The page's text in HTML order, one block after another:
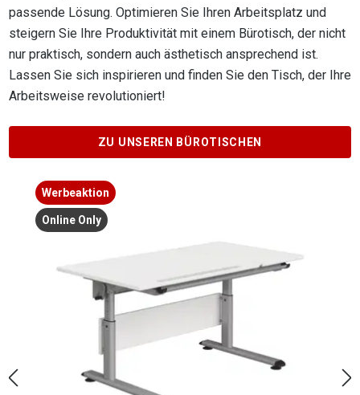
passende Lösung. Optimieren Sie Ihren Arbeitsplatz und
steigern Sie Ihre Produktivität mit einem Bürotisch, der nicht
nur praktisch, sondern auch ästhetisch ansprechend ist.
Lassen Sie sich inspirieren und finden Sie den Tisch, der Ihre
Arbeitsweise revolutioniert!
ZU UNSEREN BÜROTISCHEN
Produktgalerie überspringen
Sale